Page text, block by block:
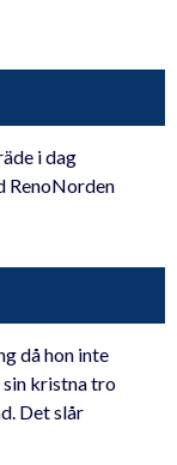
i dag
RenoNorden
då hon inte
sin kristna tro
Det slår